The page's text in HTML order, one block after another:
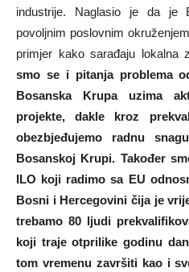
industrije. Naglasio je da je
povoljnim poslovnim
primjer kako sarađaju lokalna
smo se i pitanja problema
Bosanska Krupa uzima
projekte, dakle kroz
obezbjeđujemo radnu
Bosanskoj Krupi. Također
ILO koji radimo sa EU
Bosni i Hercegovini čija je
trebamo 80 ljudi
koji traje otprilike godinu
tom vremenu završiti kao i